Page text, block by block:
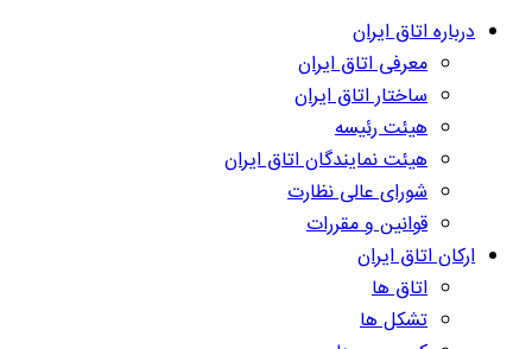
درباره اتاق ایران
معرفی اتاق ایران
ساختار اتاق ایران
هیئت رئیسه
هیئت نمایندگان اتاق ایران
شورای عالی نظارت
قوانین و مقررات
ارکان اتاق ایران
اتاق ها
تشکل ها